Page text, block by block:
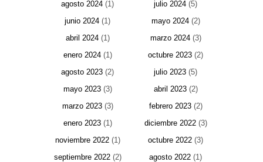
agosto 2024 (1) julio 2024 (5)
junio 2024 (1) mayo 2024(2)
abril 2024(1) marzo 2024(3)
enero 2024(1) octubre 2023 (2)
agosto 2023 (2) julio 2023 (5)
mayo 2023(3) abril 2023(2)
marzo 2023(3) febrero 2023(2)
enero 2023(1) diciembre 2022(3)
noviembre 2022(1) octubre 2022 (3)
septiembre 2022(2) agosto 2022 (1)